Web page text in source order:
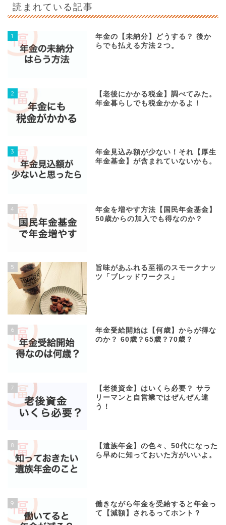
読まれている記事
1
年金の【未納分】どうする？ 後か
らでも払える方法２つ。
2
【老後にかかる税金】調べてみた。
年金暮らしでも税金かかるよ！
3
年金見込み額が少ない！それ【厚生
年金基金】が含まれていないかも。
4
年金を増やす方法【国民年金基金】
50歳からの加入でも得なのか？
5
旨味があふれる至福のスモークナッ
ツ「ブレッドワークス」
6
年金受給開始は【何歳】からが得な
のか？ 60歳？65歳？70歳？
7
【老後資金】はいくら必要？ サラ
リーマンと自営業ではぜんぜん違
う！
8
【遺族年金】の色々、50代になった
ら早めに知っておいた方がいいよ。
9
働きながら年金を受給すると年金っ
て【減額】されるってホント？